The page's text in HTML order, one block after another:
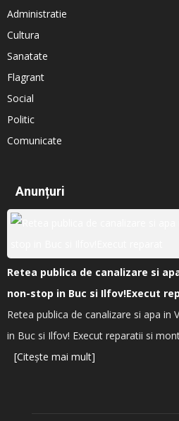
Administratie
Cultura
Sanatate
Flagrant
Social
Politic
Comunicate
Anunțuri
Retea publica de canalizare si
non-stop in Buc si Ilfov!Execut
Retea publica de canalizare si apa in
in Buc si Ilfov! Execut reparatii si
[Citește mai mult]